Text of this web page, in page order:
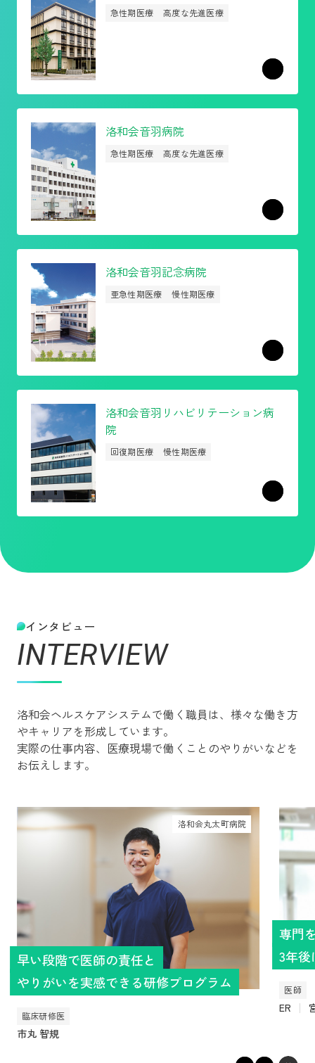
急性期医療 高度な先進医療
洛和会音羽病院
急性期医療 高度な先進医療
洛和会音羽記念病院
亜急性期医療 慢性期医療
洛和会音羽リハビリテーション病
院
回復期医療 慢性期医療
インタビュー
INTERVIEW
洛和会ヘルスケアシステムで働く職員は、様々な働き方
やキャリアを形成しています。
実際の仕事内容、医療現場で働くことのやりがいなどを
お伝えします。
洛和会丸太町病院
早い段階で医師の責任と
やりがいを実感できる研修プログラム
臨床研修医
市丸 智規
専門
3年
医師
ER